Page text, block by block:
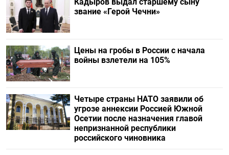
звание «Герой Чечни»
Цены на гробы в России с начала
войны взлетели на 105%
Четыре страны НАТО заявили об
угрозе аннексии Россией Южной
Осетии после назначения главой
непризнанной республики
российского чиновника